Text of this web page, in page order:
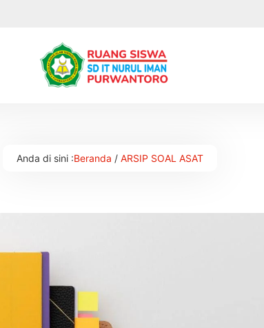
Anda di sini :Beranda / ARSIP SOAL ASAT